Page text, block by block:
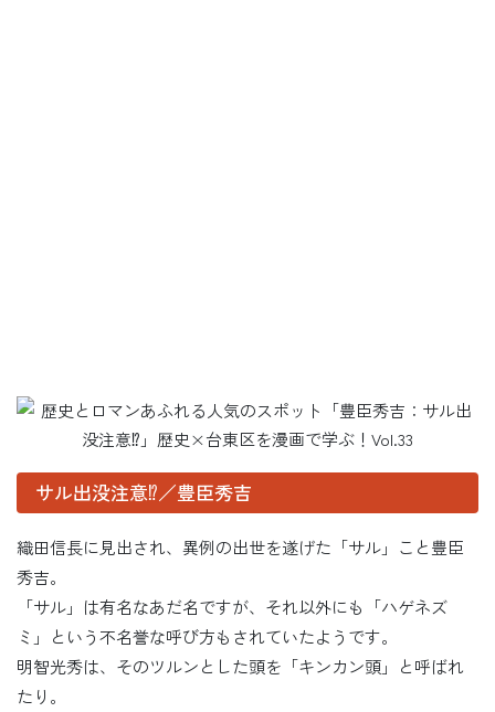
サル出没注意⁉／豊臣秀吉
織田信長に見出され、異例の出世を遂げた「サル」こと豊臣
秀吉。
「サル」は有名なあだ名ですが、それ以外にも「ハゲネズ
ミ」という不名誉な呼び方もされていたようです。
明智光秀は、そのツルンとした頭を「キンカン頭」と呼ばれ
たり。